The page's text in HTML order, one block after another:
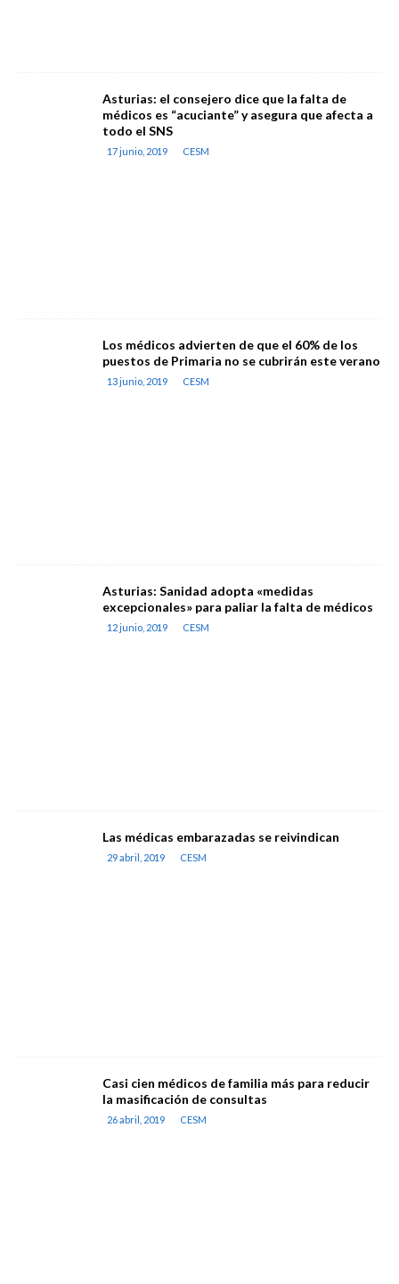
Asturias: el consejero dice que la falta de
médicos es “acuciante” y asegura que afecta a
todo el SNS
17 junio, 2019 CESM
Los médicos advierten de que el 60% de los
puestos de Primaria no se cubrirán este verano
13 junio, 2019 CESM
Asturias: Sanidad adopta «medidas
excepcionales» para paliar la falta de médicos
12 junio, 2019 CESM
Las médicas embarazadas se reivindican
29 abril, 2019 CESM
Casi cien médicos de familia más para reducir
la masificación de consultas
26 abril, 2019 CESM